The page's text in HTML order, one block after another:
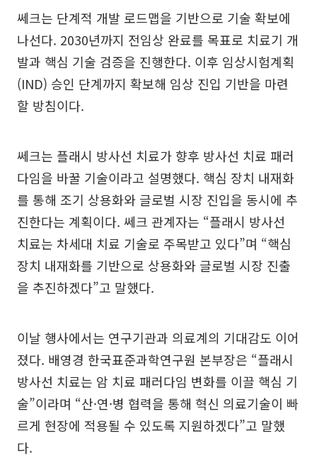
쎄크는 단계적 개발 로드맵을 기반으로 기술 확보에
나선다. 2030년까지 전임상 완료를 목표로 치료기 개
발과 핵심 기술 검증을 진행한다. 이후 임상시험계획
(IND) 승인 단계까지 확보해 임상 진입 기반을 마련
할 방침이다.
쎄크는 플래시 방사선 치료가 향후 방사선 치료 패러
다임을 바꿀 기술이라고 설명했다. 핵심 장치 내재화
를 통해 조기 상용화와 글로벌 시장 진입을 동시에 추
진한다는 계획이다. 쎄크 관계자는 “플래시 방사선
치료는 차세대 치료 기술로 주목받고 있다”며 “핵심
장치 내재화를 기반으로 상용화와 글로벌 시장 진출
을 추진하겠다”고 말했다.
이날 행사에서는 연구기관과 의료계의 기대감도 이어
졌다. 배영경 한국표준과학연구원 본부장은 “플래시
방사선 치료는 암 치료 패러다임 변화를 이끌 핵심 기
술”이라며 “산·연·병 협력을 통해 혁신 의료기술이 빠
르게 현장에 적용될 수 있도록 지원하겠다”고 말했
다.